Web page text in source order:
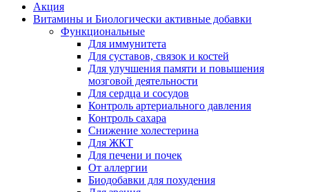
Акция
Витамины и Биологически активные добавки
Функциональные
Для иммунитета
Для суставов, связок и костей
Для улучшения памяти и повышения
мозговой деятельности
Для сердца и сосудов
Контроль артериального давления
Контроль сахара
Снижение холестерина
Для ЖКТ
Для печени и почек
От аллергии
Биодобавки для похудения